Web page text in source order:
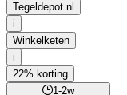
Tegeldepot.nl
i
Winkelketen
i
22% korting
1-2w